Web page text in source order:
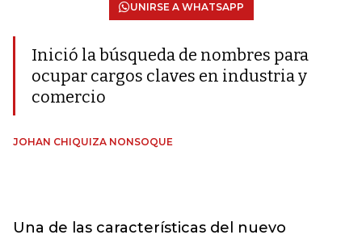
UNIRSE A WHATSAPP
Inició la búsqueda de nombres para
ocupar cargos claves en industria y
comercio
JOHAN CHIQUIZA NONSOQUE
Una de las características del nuevo